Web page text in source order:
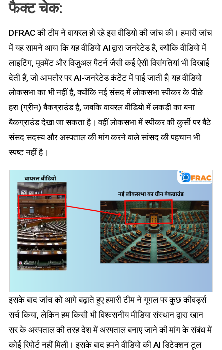
फैक्ट चेक:
DFRAC की टीम ने वायरल हो रहे इस वीडियो की जांच की। हमारी जांच
में यह सामने आया कि यह वीडियो AI द्वारा जनरेटेड है, क्योंकि वीडियो में
लाइटिंग, मूवमेंट और विजुअल पैटर्न जैसी कई ऐसी विसंगतियां भी दिखाई
देती हैं, जो आमतौर पर AI-जनरेटेड कंटेंट में पाई जाती हैं| यह वीडियो
लोकसभा का भी नहीं है, क्योंकि नई संसद में लोकसभा स्पीकर के पीछे
हरा (ग्रीन) बैकग्राउंड है, जबकि वायरल वीडियो में लकड़ी का बना
बैकग्राउंड देखा जा सकता है। वहीं लोकसभा में स्पीकर की कुर्सी पर बैठे
संसद सदस्य और अस्पताल की मांग करने वाले सांसद की पहचान भी
स्पष्ट नहीं है।
इसके बाद जांच को आगे बढ़ाते हुए हमारी टीम ने गूगल पर कुछ कीवर्ड्स
सर्च किया, लेकिन हम किसी भी विश्वसनीय मीडिया संस्थान द्वारा खान
सर के अस्पताल की तरह देश में अस्पताल बनाए जाने की मांग के संबंध में
कोई रिपोर्ट नहीं मिली। इसके बाद हमने वीडियो की AI डिटेक्शन टूल